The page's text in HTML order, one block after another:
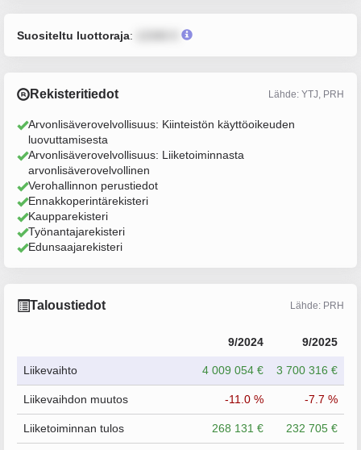
Suositeltu luottoraja:
Rekisteritiedot Lähde: YTJ, PRH
Arvonlisäverovelvollisuus: Kiinteistön käyttöoikeuden
luovuttamisesta
Arvonlisäverovelvollisuus: Liiketoiminnasta
arvonlisäverovelvollinen
Verohallinnon perustiedot
Ennakkoperintärekisteri
Kaupparekisteri
Työnantajarekisteri
Edunsaajarekisteri
Taloustiedot Lähde: PRH
9/2024 9/2025
Liikevaihto 4 009 054 € 3 700 316 €
Liikevaihdon muutos -11.0 % -7.7 %
Liiketoiminnan tulos 268 131 € 232 705 €